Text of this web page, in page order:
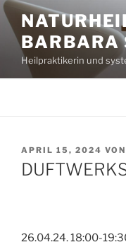
Zum
Inhalt
springenBARBARA
Heilpraktikerin und
VERÖFFENTLICHT
AM
APRIL 15, 2024 VON
26.04.24. 18:00-